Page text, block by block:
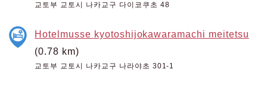
교토부 교토시 나카교구 다이코쿠초 48
Hotelmusse kyotoshijokawaramachi meitetsu
(0.78 km)
교토부 교토시 나카교구 나라야초 301-1